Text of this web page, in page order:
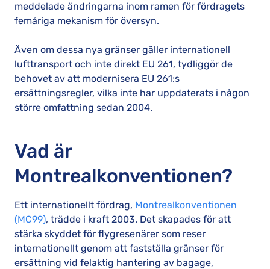
meddelade ändringarna inom ramen för fördragets
femåriga mekanism för översyn.
Även om dessa nya gränser gäller internationell
lufttransport och inte direkt EU 261, tydliggör de
behovet av att modernisera EU 261:s
ersättningsregler, vilka inte har uppdaterats i någon
större omfattning sedan 2004.
Vad är
Montrealkonventionen?
Ett internationellt fördrag, Montrealkonventionen
(MC99), trädde i kraft 2003. Det skapades för att
stärka skyddet för flygresenärer som reser
internationellt genom att fastställa gränser för
ersättning vid felaktig hantering av bagage,